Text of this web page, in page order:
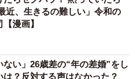
近、生きるの難しい」令和の
漫画】
ない」26歳差の“年の差婚”をし
？反対する声はなかった？